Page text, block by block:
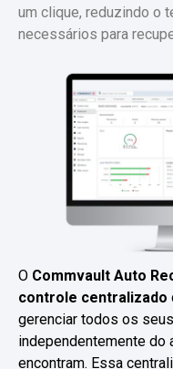
um clique, reduzindo o
necessários para
O Commvault Auto
controle centralizado
gerenciar todos os
independentemente do
encontram. Essa